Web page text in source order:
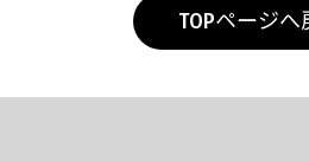
TOPページへ